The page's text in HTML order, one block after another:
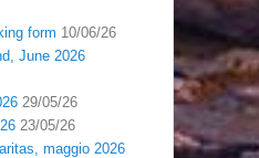
form 10/06/26
June 2026
29/05/26
23/05/26
maggio 2026